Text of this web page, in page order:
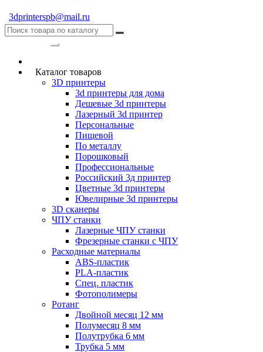
3dprinterspb@mail.ru
Каталог товаров
3D принтеры
3d принтеры для дома
Дешевые 3d принтеры
Лазерный 3d принтер
Персональные
Пищевой
По металлу
Порошковый
Профессиональные
Российский 3д принтер
Цветные 3d принтеры
Ювелирные 3d принтеры
3D сканеры
ЧПУ станки
Лазерные ЧПУ станки
Фрезерные станки с ЧПУ
Расходные материалы
ABS-пластик
PLA-пластик
Спец. пластик
Фотополимеры
Ротанг
Двойной месяц 12 мм
Полумесяц 8 мм
Полутрубка 6 мм
Трубка 5 мм